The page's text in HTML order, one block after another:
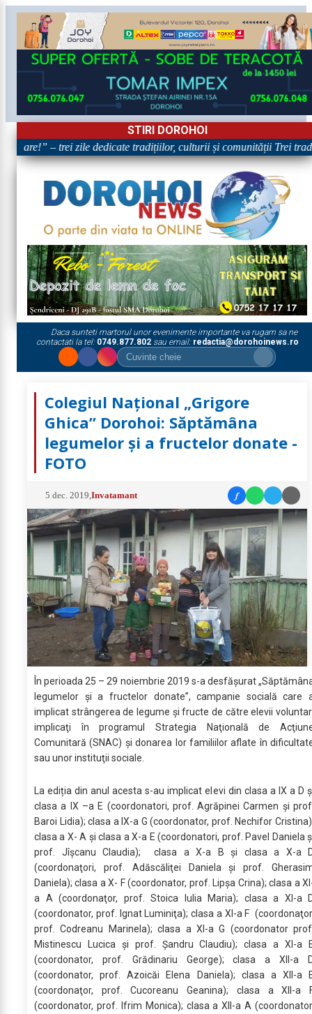
STIRI DOROHOI
– trei zile dedicate tradițiilor, culturii și comunității Trei
Daca sunteti martorul unor evenimente importante va rugam sa ne
contactati la tel: 0749.877.802sau email: redactia@dorohoinews.ro
Colegiul Național „Grigore
Ghica” Dorohoi: Săptămâna
legumelor și a fructelor donate -
FOTO
5 dec. 2019 ,Invatamant f
În perioada 25 – 29 noiembrie 2019 s-a desfășurat
legumelor şi a fructelor donate”, campanie socială care
implicat strângerea de legume şi fructe de către elevii
implicaţi în programul Strategia Naţională de
Comunitară (SNAC) şi donarea lor familiilor aflate în
sau unor instituţii sociale.
La ediția din anul acesta s-au implicat elevi din clasa a IX a D
clasa a IX –a E (coordonatori, prof. Agrăpinei Carmen şi
Baroi Lidia); clasa a IX-a G (coordonator, prof. Nechifor
clasa a X- A și clasa a X-a E (coordonatori, prof. Pavel Daniela
prof. Jîşcanu Claudia); clasa a X-a B şi clasa a X-a
(coordonaţori, prof. Adăscăliţei Daniela şi prof.
Daniela); clasa a X- F (coordonator, prof. Lipşa Crina); clasa a
a A (coordonaţor, prof. Stoica Iulia Maria); clasa a XI-a
(coordonator, prof. Ignat Luminiţa); clasa a XI-a F
prof. Codreanu Marinela); clasa a XI-a G (coordonator
Mistinescu Lucica şi prof. Şandru Claudiu); clasa a XI-a
(coordonator, prof. Grădinariu George); clasa a XII-a
(coordonator, prof. Azoicăi Elena Daniela); clasa a XII-a
(coordonaţor, prof. Cucoreanu Geanina); clasa a XII-a
(coordonator, prof. Ifrim Monica); clasa a XII-a A